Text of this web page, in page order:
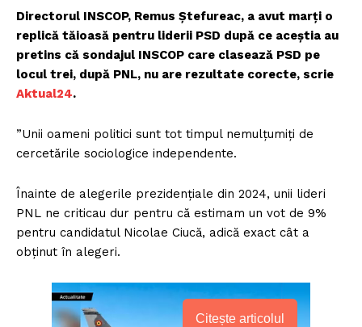
Directorul INSCOP, Remus Ștefureac, a avut marți o
replică tăioasă pentru liderii PSD după ce aceștia au
pretins că sondajul INSCOP care clasează PSD pe
locul trei, după PNL, nu are rezultate corecte, scrie
Aktual24.
”Unii oameni politici sunt tot timpul nemulțumiți de
cercetările sociologice independente.
Înainte de alegerile prezidențiale din 2024, unii lideri
PNL ne criticau dur pentru că estimam un vot de 9%
pentru candidatul Nicolae Ciucă, adică exact cât a
obținut în alegeri.
Citește articolul